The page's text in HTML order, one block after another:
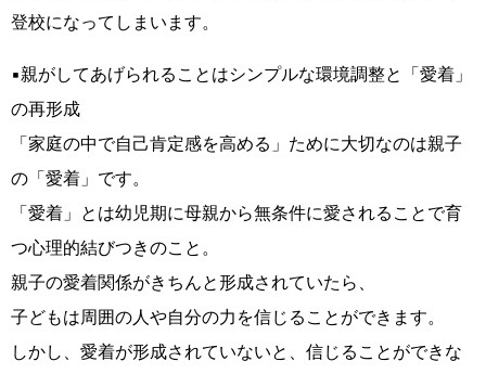
登校になってしまいます。
▪️親がしてあげられることはシンプルな環境調整と「愛着」
の再形成
「家庭の中で自己肯定感を高める」ために大切なのは親子
の「愛着」です。
「愛着」とは幼児期に母親から無条件に愛されることで育
つ心理的結びつきのこと。
親子の愛着関係がきちんと形成されていたら、
子どもは周囲の人や自分の力を信じることができます。
しかし、愛着が形成されていないと、信じることができな